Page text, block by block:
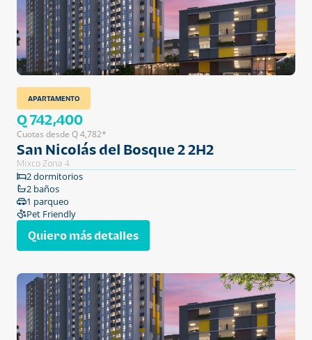
APARTAMENTO
Q 742,400
Cuotas desde Q 4,782*
San Nicolás del Bosque 2 2H2
Mixco Zona 4
2 dormitorios
2 baños
1 parqueo
Pet Friendly
Quiero más detalles